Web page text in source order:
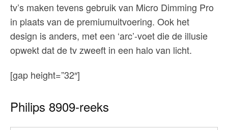
tv’s maken tevens gebruik van Micro Dimming Pro
in plaats van de premiumuitvoering. Ook het
design is anders, met een ‘arc’-voet die de illusie
opwekt dat de tv zweeft in een halo van licht.
[gap height=”32″]
Philips 8909-reeks